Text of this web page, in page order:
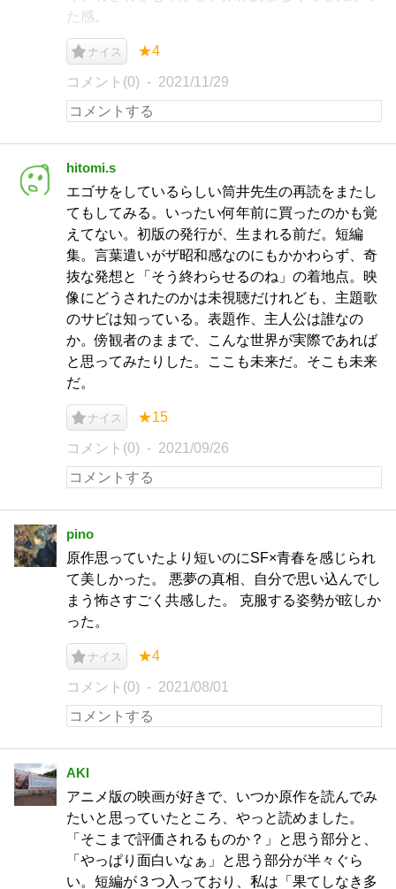
た感。
ナイス ★4
コメント(0) 2021/11/29
hitomi.s
エゴサをしているらしい筒井先生の再読をまたし
てもしてみる。いったい何年前に買ったのかも覚
えてない。初版の発行が、生まれる前だ。短編
集。言葉遣いがザ昭和感なのにもかかわらず、奇
抜な発想と「そう終わらせるのね」の着地点。映
像にどうされたのかは未視聴だけれども、主題歌
のサビは知っている。表題作、主人公は誰なの
か。傍観者のままで、こんな世界が実際であれば
と思ってみたりした。ここも未来だ。そこも未来
だ。
ナイス ★15
コメント(0) 2021/09/26
pino
原作思っていたより短いのにSF×青春を感じられ
て美しかった。 悪夢の真相、自分で思い込んでし
まう怖さすごく共感した。 克服する姿勢が眩しか
った。
ナイス ★4
コメント(0) 2021/08/01
AKI
アニメ版の映画が好きで、いつか原作を読んでみ
たいと思っていたところ、やっと読めました。
「そこまで評価されるものか？」と思う部分と、
「やっぱり面白いなぁ」と思う部分が半々ぐら
い。短編が３つ入っており、私は「果てしなき多